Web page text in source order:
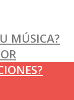
MÚSICA?